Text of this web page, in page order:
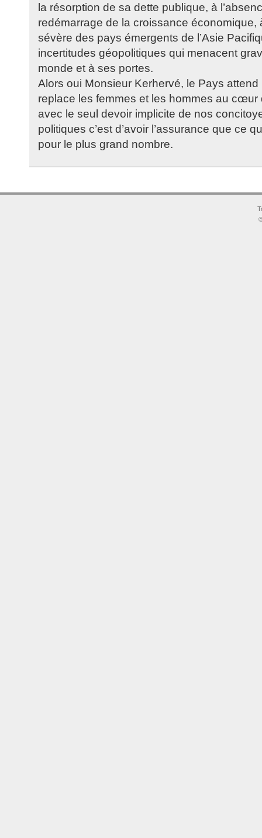
la résorption de sa dette publique, à
redémarrage de la croissance économique,
sévère des pays émergents de l’Asie
incertitudes géopolitiques qui menacent
monde et à ses portes.
Alors oui Monsieur Kerhervé, le Pays attend
replace les femmes et les hommes au cœur
avec le seul devoir implicite de nos
politiques c’est d’avoir l’assurance que ce
pour le plus grand nombre.